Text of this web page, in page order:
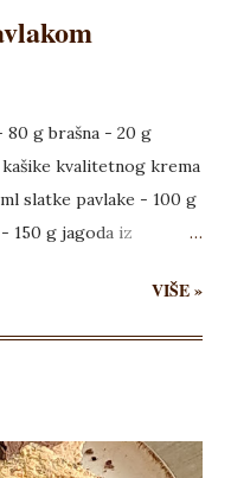
80 g brašna - 20 g
kvalitetnog krema
slatke pavlake - 100 g
150 g jagoda iz
pa umutiti
jedno po jedno
stepeni. Pečenu koru
VIŠE »